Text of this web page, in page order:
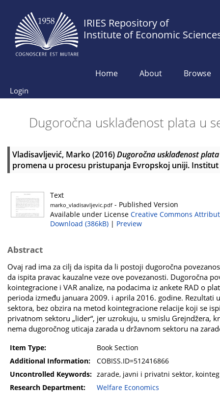
IRIES Repository of
Institute of Economic
Home About Browse
Login
Dugoročna usklađenost plata u
Vladisavljević, Marko (2016)Dugoročna usklađenost
promena u procesu pristupanja Evropskoj uniji. Institut
Text
marko_vladisavljevic.pdf - Published Version
Available under License Creative Commons
Download (386kB)
Preview
Abstract
Ovaj rad ima za cilj da ispita da li postoji dugoročna
da ispita pravac kauzalne veze ove povezanosti. Dugoročna
kointegracione i VAR analize, na podacima iz ankete RAD o
perioda između januara 2009. i aprila 2016. godine.
sektora, bez obzira na metod kointegracione relacije koji se
privatnom sektoru „lider“, jer uzrokuju, u smislu Grejndžera,
nema dugoročnog uticaja zarada u državnom sektoru na
Item Type:
Book Section
Additional Information:
COBISS.ID=512416866
Uncontrolled Keywords: zarade, javni i privatni sektor,
Research Department:
Welfare Economics